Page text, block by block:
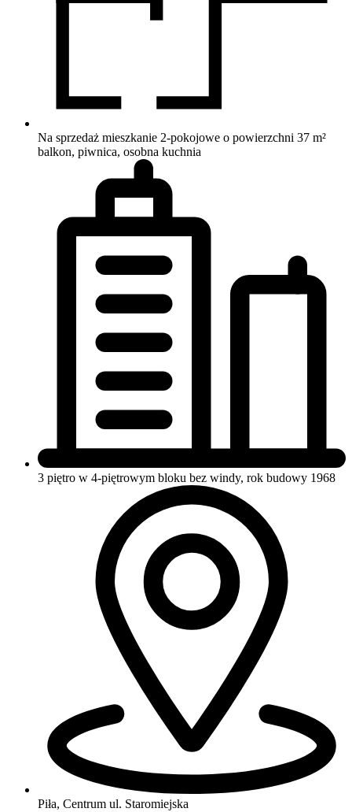
Na sprzedaż mieszkanie 2-pokojowe o powierzchni 37 m²
balkon, piwnica, osobna kuchnia
3 piętro w 4-piętrowym bloku bez windy, rok budowy 1968
Piła, Centrum ul. Staromiejska